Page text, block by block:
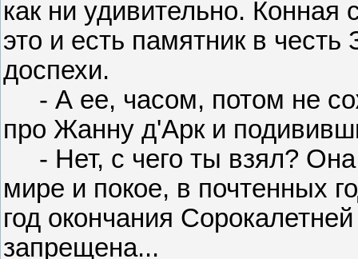
как ни удивительно.
это и есть памятник в
доспехи.
- А ее, часом, потом не
про Жанну д'Арк и
- Нет, с чего ты взял? Она
мире и покое, в почтенных
год окончания
запрещена...